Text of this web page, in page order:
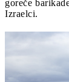
goreče
Izraelci.